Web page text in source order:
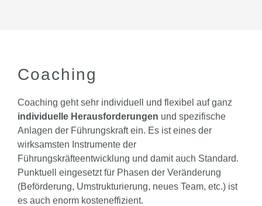
Coaching
Coaching geht sehr individuell und flexibel auf ganz
individuelle Herausforderungen und spezifische
Anlagen der Führungskraft ein. Es ist eines der
wirksamsten Instrumente der
Führungskräfteentwicklung und damit auch Standard.
Punktuell eingesetzt für Phasen der Veränderung
(Beförderung, Umstrukturierung, neues Team, etc.) ist
es auch enorm kosteneffizient.